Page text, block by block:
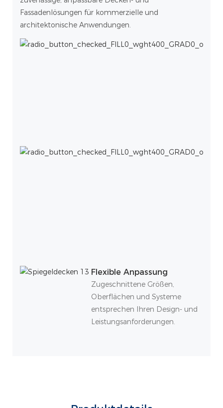
Fassadenlösungen für kommerzielle und
architektonische Anwendungen.
Flexible Anpassung
Zugeschnittene Größen,
Oberflächen und Systeme
entsprechen Ihren Design- und
Leistungsanforderungen.